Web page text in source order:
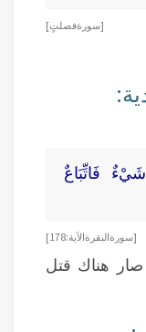
[ سورة فصلتٍ]
فَاتِّبَاعٌ
[ سورة البقرة الآية: 178 ]
صار هناك قتل